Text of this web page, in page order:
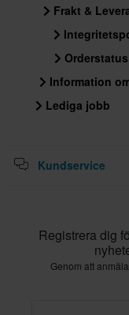
Frakt &
Orderstatus
Information
Lediga jobb
Kundservice
Registrera dig
Genom att